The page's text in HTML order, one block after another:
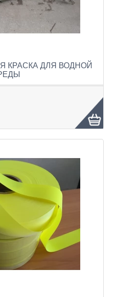
КРАСКА ДЛЯ ВОДНОЙ